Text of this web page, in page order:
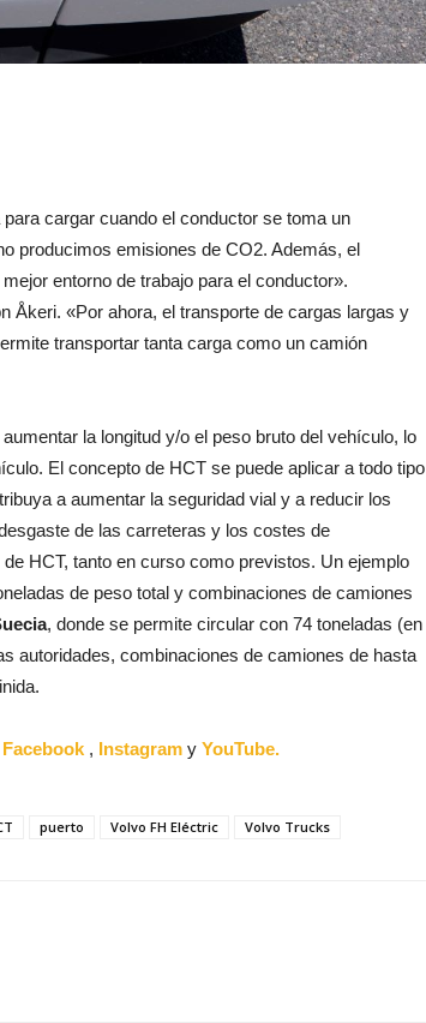
cargar cuando el conductor se toma un
producimos emisiones de CO2. Además, el
entorno de trabajo para el conductor».
Åkeri. «Por ahora, el transporte de cargas largas y
transportar tanta carga como un camión
la longitud y/o el peso bruto del vehículo, lo
El concepto de HCT se puede aplicar a todo tipo
a aumentar la seguridad vial y a reducir los
de las carreteras y los costes de
HCT, tanto en curso como previstos. Un ejemplo
de peso total y combinaciones de camiones
, donde se permite circular con 74 toneladas (en
autoridades, combinaciones de camiones de hasta
Facebook , Instagram y YouTube.
puerto Volvo FH Eléctric Volvo Trucks